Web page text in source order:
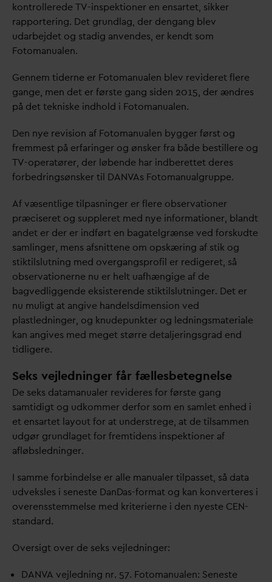
kontrollerede TV-inspektioner en ensartet, sikker
rapportering. Det grundlag, der dengang blev
udarbejdet og stadig anvendes, er kendt som
Fotomanualen.
Gennem tiderne er Fotomanualen blev revideret flere
gange, men det er første gang siden 2015, der ændres
på det tekniske indhold i Fotomanualen.
Den nye revision af Fotomanualen bygger først og
fremmest på erfaringer og ønsker fra både bestillere og
TV-operatører, der løbende har indberettet deres
forbedringsønsker til DANVAs Fotomanualgruppe.
Af væsentlige tilpasninger er flere observationer
præciseret og suppleret med nye informationer, blandt
andet er der er indført en bagatelgrænse ved forskudte
samlinger, mens afsnittene om opskæring af stik og
stiktilslutning med overgangsprofil er redigeret, så
observationerne nu er helt uafhængige af de
bagvedliggende eksisterende stiktilslutninger. Det er
nu muligt at angive handelsdimension ved
plastledninger, og knudepunkter og ledningsmateriale
kan angives med meget større detaljeringsgrad end
tidligere.
Seks vejledninger får fællesbetegnelse
De seks datamanualer revideres for første gang
samtidigt og udkommer derfor som en samlet enhed i
et ensartet layout for at understrege, at de tilsammen
udgør grundlaget for fremtidens inspektioner af
afløbsledninger.
I samme forbindelse er alle manualer tilpasset, så data
udveksles i seneste DanDas-format og kan konverteres i
overensstemmelse med kriterierne i den nyeste CEN-
standard.
Oversigt over de seks vejledninger:
DANVA vejledning nr. 57. Fotomanualen: Seneste